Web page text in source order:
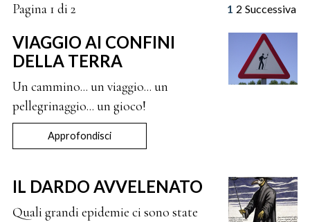
Pagina 1 di 2 1 2 Successiva
VIAGGIO AI CONFINI
DELLA TERRA
Un cammino... un viaggio... un
pellegrinaggio... un gioco!
Approfondisci
IL DARDO AVVELENATO
Quali grandi epidemie ci sono state